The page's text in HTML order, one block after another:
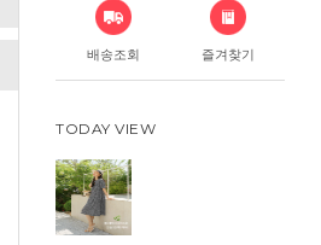
배송조회 즐겨찾기
TODAY VIEW
WISH LIST